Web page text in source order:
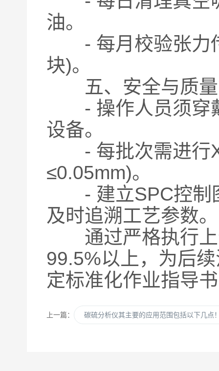
油。
- 每月校验张力传
块)。
五、安全与质量
- 操作人员须穿戴
设备。
- 每批次需进行X
≤0.05mm)。
- 建立SPC控制图
及时追溯工艺参数。
通过严格执行上
99.5%以上，为后
定标准化作业指导
上一篇： 碳硫分析仪其主要的应用范围包括以下几点